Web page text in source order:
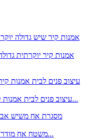
אמנות קיר יוקרתית
עיצוב פנים לבית אמנות קיר קישוט שיש לבן אגט...
משטח אח מודרני מגולף ביד מאבן משיש...